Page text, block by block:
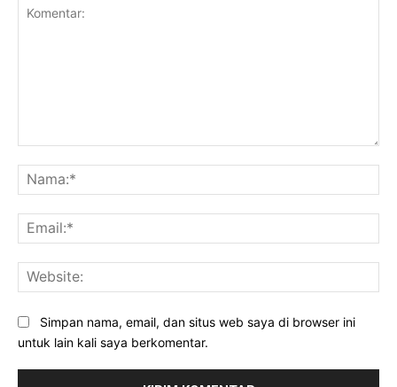
Simpan nama, email, dan situs web saya di browser ini
untuk lain kali saya berkomentar.